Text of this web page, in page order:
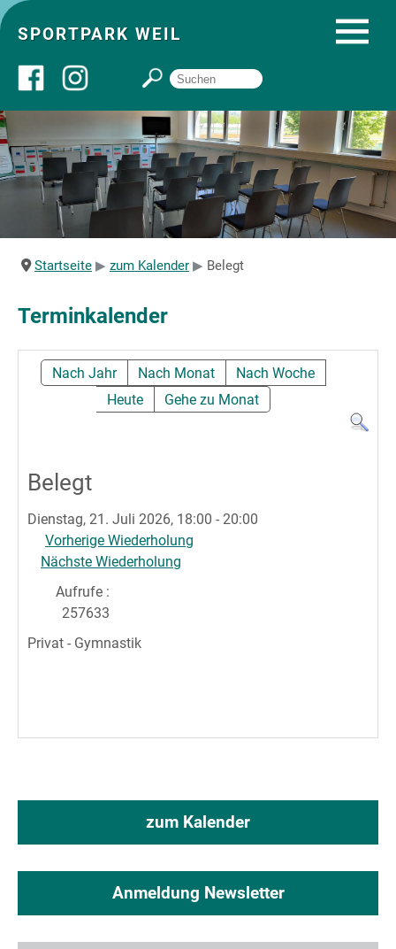
SPORTPARK WEIL
Über uns
Startseite
Angebote
Sportpark
Startseite zum Kalender Belegt
Terminkalender
Nach Jahr Nach Monat
Nach Woche
Heute
Gehe zu Monat
Belegt
Dienstag, 21. Juli 2026, 18:00 - 20:00
Vorherige Wiederholung
Nächste Wiederholung
Aufrufe:
257633
Privat - Gymnastik
zum Kalender
Anmeldung Newsletter